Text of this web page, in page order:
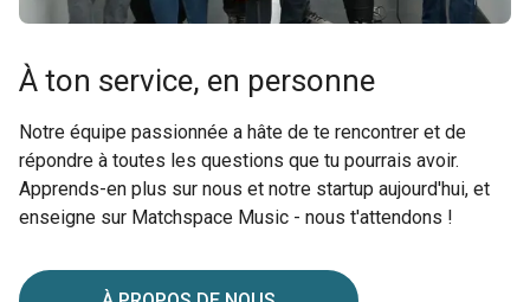
À ton service, en personne
Notre équipe passionnée a hâte de te rencontrer et de
répondre à toutes les questions que tu pourrais avoir.
Apprends-en plus sur nous et notre startup aujourd'hui, et
enseigne sur Matchspace Music - nous t'attendons !